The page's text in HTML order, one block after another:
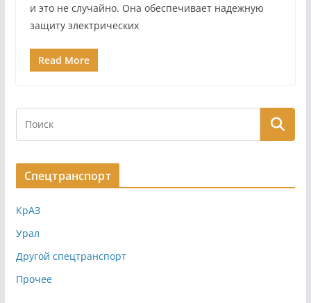
и это не случайно. Она обеспечивает надежную
защиту электрических
Read More
Спецтранспорт
КрАЗ
Урал
Другой спецтранспорт
Прочее